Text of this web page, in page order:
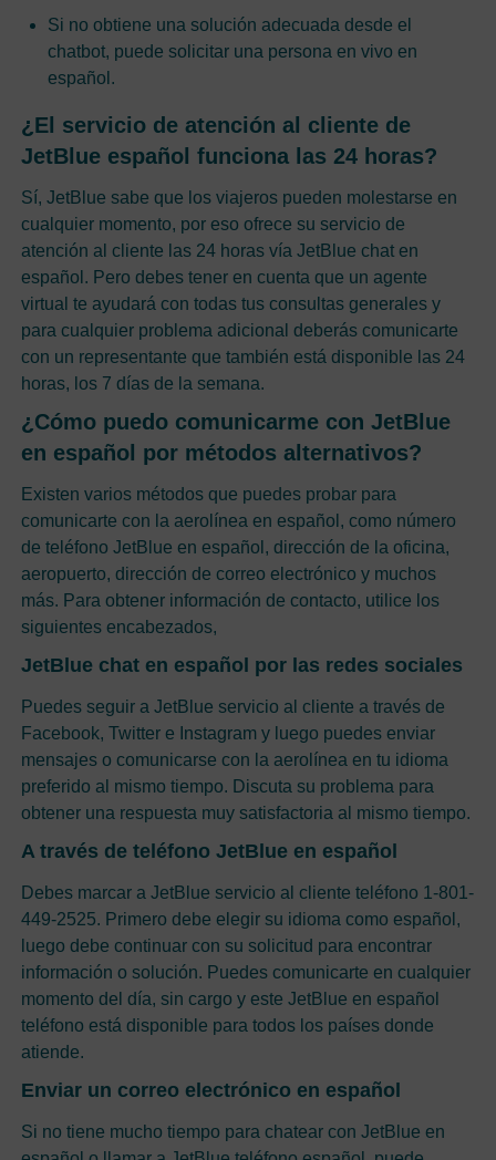
Si no obtiene una solución adecuada desde el
chatbot, puede solicitar una persona en vivo en
español.
¿El servicio de atención al cliente de
JetBlue español funciona las 24 horas?
Sí, JetBlue sabe que los viajeros pueden molestarse en
cualquier momento, por eso ofrece su servicio de
atención al cliente las 24 horas vía JetBlue chat en
español. Pero debes tener en cuenta que un agente
virtual te ayudará con todas tus consultas generales y
para cualquier problema adicional deberás comunicarte
con un representante que también está disponible las 24
horas, los 7 días de la semana.
¿Cómo puedo comunicarme con JetBlue
en español por métodos alternativos?
Existen varios métodos que puedes probar para
comunicarte con la aerolínea en español, como número
de teléfono JetBlue en español, dirección de la oficina,
aeropuerto, dirección de correo electrónico y muchos
más. Para obtener información de contacto, utilice los
siguientes encabezados,
JetBlue chat en español por las redes sociales
Puedes seguir a JetBlue servicio al cliente a través de
Facebook, Twitter e Instagram y luego puedes enviar
mensajes o comunicarse con la aerolínea en tu idioma
preferido al mismo tiempo. Discuta su problema para
obtener una respuesta muy satisfactoria al mismo tiempo.
A través de teléfono JetBlue en español
Debes marcar a JetBlue servicio al cliente teléfono 1-801-
449-2525. Primero debe elegir su idioma como español,
luego debe continuar con su solicitud para encontrar
información o solución. Puedes comunicarte en cualquier
momento del día, sin cargo y este JetBlue en español
teléfono está disponible para todos los países donde
atiende.
Enviar un correo electrónico en español
Si no tiene mucho tiempo para chatear con JetBlue en